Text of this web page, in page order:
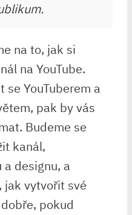
na to, jak si
na YouTube.
se YouTuberem a
pak by vás
Budeme se
kanál,
designu, a
jak vytvořit své
pokud